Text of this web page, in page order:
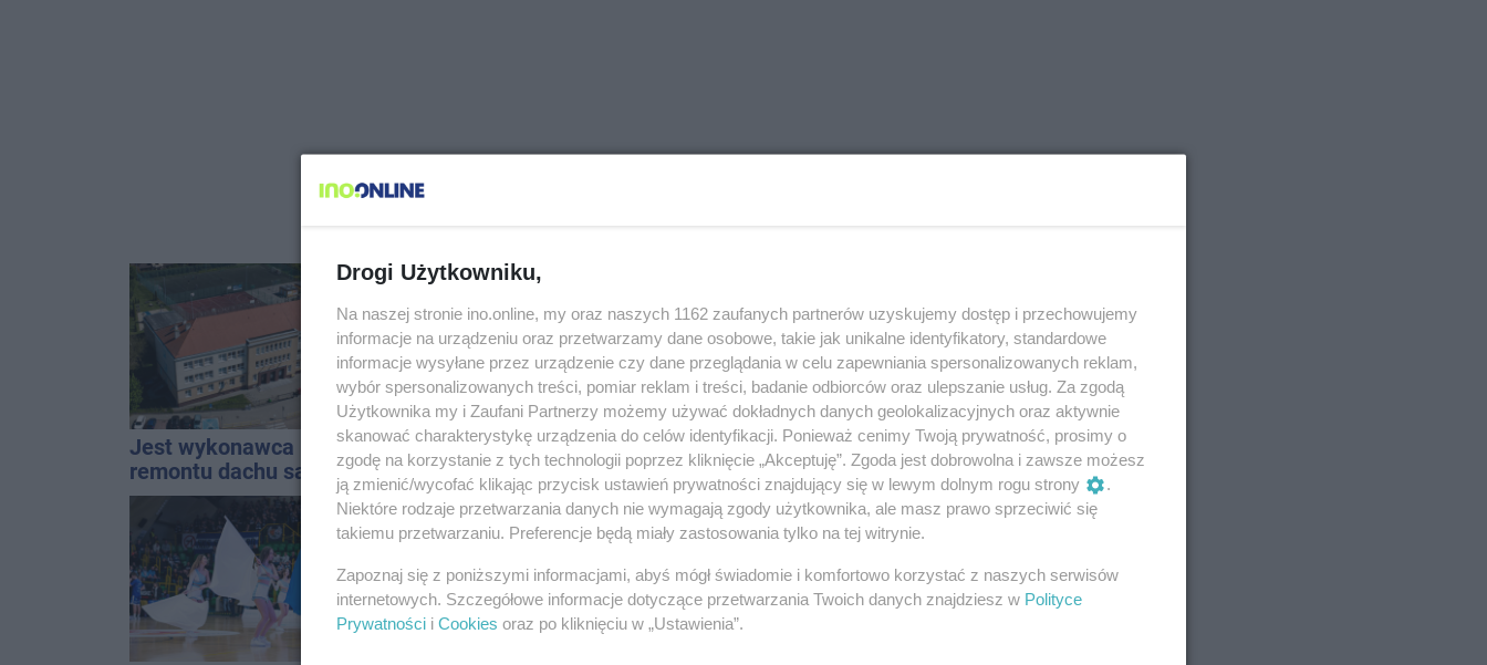
Jest wykonawca
remontu dachu sali
gimastycznej
Dlaczego sauny, a nie
boiska dla dzieci?
Ratusz odpowiada
Inowrocław w "gorącej"
czołówce. Według
analizy Onetu nasze
miasto jest jednym z
najbardziej narażonych
na upały
Drogi Użytkowniku,
Na naszej stronie ino.online, my oraz naszych 1162 zaufanych partnerów uzyskujemy dostęp i przechowujemy
informacje na urządzeniu oraz przetwarzamy dane osobowe, takie jak unikalne identyfikatory, standardowe
informacje wysyłane przez urządzenie czy dane przeglądania w celu zapewniania spersonalizowanych reklam,
wybór spersonalizowanych treści, pomiar reklam i treści, badanie odbiorców oraz ulepszanie usług. Za zgodą
Użytkownika my i Zaufani Partnerzy możemy używać dokładnych danych geolokalizacyjnych oraz aktywnie
skanować charakterystykę urządzenia do celów identyfikacji. Ponieważ cenimy Twoją prywatność, prosimy o
zgodę na korzystanie z tych technologii poprzez kliknięcie „Akceptuję”. Zgoda jest dobrowolna i zawsze możesz
ją zmienić/wycofać klikając przycisk ustawień prywatności znajdujący się w lewym dolnym rogu strony
.
Niektóre rodzaje przetwarzania danych nie wymagają zgody użytkownika, ale masz prawo sprzeciwić się
takiemu przetwarzaniu. Preferencje będą miały zastosowania tylko na tej witrynie.
Zapoznaj się z poniższymi informacjami, abyś mógł świadomie i komfortowo korzystać z naszych serwisów
internetowych. Szczegółowe informacje dotyczące przetwarzania Twoich danych znajdziesz w Polityce
Prywatności i Cookies oraz po kliknięciu w „Ustawienia”.